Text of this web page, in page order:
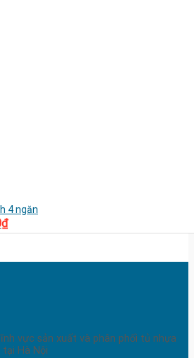
4 ngăn
₫
vực sản xuất và phân phối tủ nhựa
Hà Nội